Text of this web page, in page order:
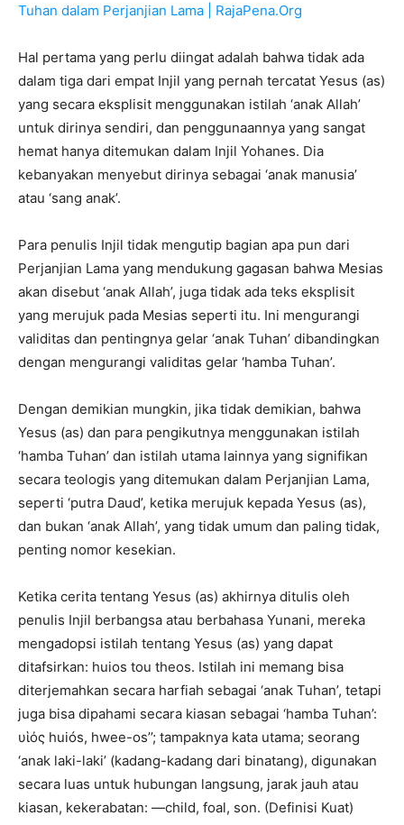
Tuhan dalam Perjanjian Lama | RajaPena.Org
Hal pertama yang perlu diingat adalah bahwa tidak ada
dalam tiga dari empat Injil yang pernah tercatat Yesus (as)
yang secara eksplisit menggunakan istilah ‘anak Allah’
untuk dirinya sendiri, dan penggunaannya yang sangat
hemat hanya ditemukan dalam Injil Yohanes. Dia
kebanyakan menyebut dirinya sebagai ‘anak manusia’
atau ‘sang anak’.
Para penulis Injil tidak mengutip bagian apa pun dari
Perjanjian Lama yang mendukung gagasan bahwa Mesias
akan disebut ‘anak Allah’, juga tidak ada teks eksplisit
yang merujuk pada Mesias seperti itu. Ini mengurangi
validitas dan pentingnya gelar ‘anak Tuhan’ dibandingkan
dengan mengurangi validitas gelar ‘hamba Tuhan’.
Dengan demikian mungkin, jika tidak demikian, bahwa
Yesus (as) dan para pengikutnya menggunakan istilah
‘hamba Tuhan’ dan istilah utama lainnya yang signifikan
secara teologis yang ditemukan dalam Perjanjian Lama,
seperti ‘putra Daud’, ketika merujuk kepada Yesus (as),
dan bukan ‘anak Allah’, yang tidak umum dan paling tidak,
penting nomor kesekian.
Ketika cerita tentang Yesus (as) akhirnya ditulis oleh
penulis Injil berbangsa atau berbahasa Yunani, mereka
mengadopsi istilah tentang Yesus (as) yang dapat
ditafsirkan: huios tou theos. Istilah ini memang bisa
diterjemahkan secara harfiah sebagai ‘anak Tuhan’, tetapi
juga bisa dipahami secara kiasan sebagai ‘hamba Tuhan’:
υἱός huiós, hwee-os’’; tampaknya kata utama; seorang
‘anak laki-laki’ (kadang-kadang dari binatang), digunakan
secara luas untuk hubungan langsung, jarak jauh atau
kiasan, kekerabatan: —child, foal, son. (Definisi Kuat)